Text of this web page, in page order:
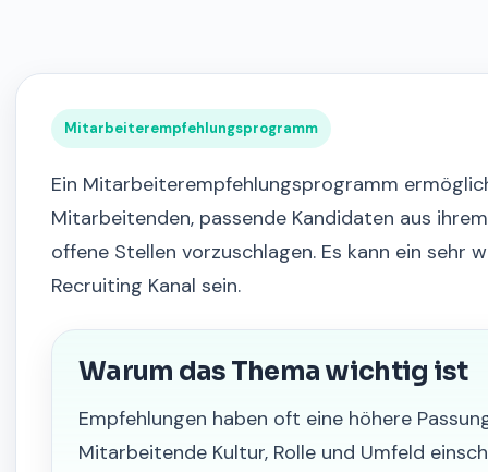
Mitarbeiterempfehlungsprogramm
Ein Mitarbeiterempfehlungsprogramm
Mitarbeitenden, passende Kandidaten aus
offene Stellen vorzuschlagen. Es kann ein sehr
Recruiting Kanal sein.
Warum das Thema wichtig ist
Empfehlungen haben oft eine höhere
Mitarbeitende Kultur, Rolle und Umfeld